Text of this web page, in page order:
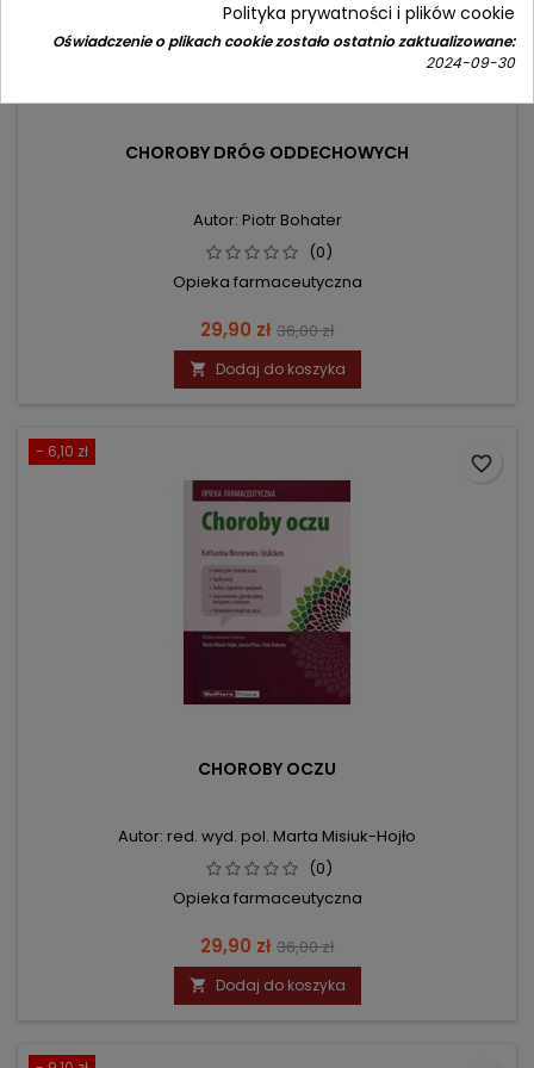
CHOROBY DRÓG ODDECHOWYCH
Autor: Piotr Bohater
(0)
Opieka farmaceutyczna
Cena
29,90 zł Cena
podstawowa
36,00 zł
 Dodaj do koszyka
- 6,10 zł
CHOROBY OCZU
Autor: red. wyd. pol. Marta Misiuk-Hojło
(0)
Opieka farmaceutyczna
Cena
29,90 zł Cena
podstawowa
36,00 zł
 Dodaj do koszyka
favorite_border
Polityka prywatności i plików cookie
Oświadczenie o plikach cookie zostało ostatnio zaktualizowane:
2024-09-30